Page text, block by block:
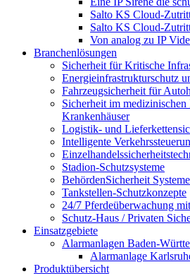
Salto KS Cloud-
Salto KS Cloud-
Von analog zu IP
Branchenlösungen
Sicherheit für Kritische
Energieinfrastrukturschutz
Fahrzeugsicherheit für
Sicherheit im medizinischen
Krankenhäuser
Logistik- und
Intelligente
Stadion-Schutzsysteme
BehördenSicherheit
Tankstellen-Schutzkonzepte​
24/7 Pferdeüberwachung
Schutz-Haus / Privaten
Einsatzgebiete
Alarmanlagen Baden-
Alarmanlage
Produktübersicht